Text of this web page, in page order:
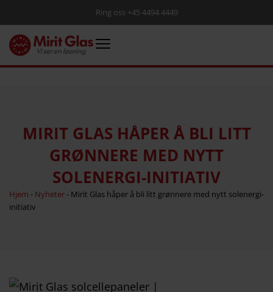
Ring oss +45 4494 4449
MIRIT GLAS HÅPER Å BLI LITT
GRØNNERE MED NYTT
SOLENERGI-INITIATIV
Hjem - Nyheter- Mirit Glas håper å bli litt grønnere med nytt solenergi-
initiativ